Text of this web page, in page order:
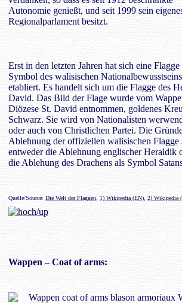
Autonomie genießt, und seit 1999 sein
Regionalparlament besitzt.
Erst in den letzten Jahren hat sich eine Flagge
Symbol des walisischen Nationalbewusstseins
etabliert. ‎Es handelt sich um die ‎‎Flagge des
David. Das Bild der Flage wurde vom
Diözese St. David entnommen, goldenes
Schwarz. Sie wird von Nationalisten
oder auch von Christlichen Partei. Die
Ablehnung der offiziellen walisischen Flagge
entweder die Ablehnung englischer Heraldik
die Ablehung des Drachens als Symbol
Quelle/Source: Die Welt der Flaggen 1) Wikipedia (EN) 2) Wikipedia
Wappen – Coat of arms: